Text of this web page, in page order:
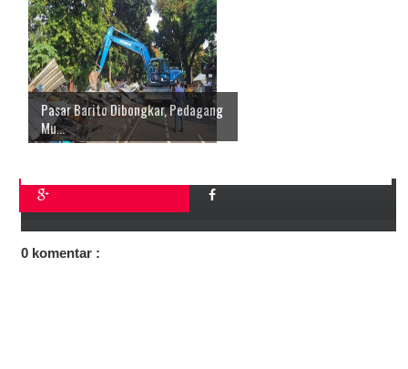
Pasar Barito Dibongkar, Pedagang
Mu...
0 komentar :